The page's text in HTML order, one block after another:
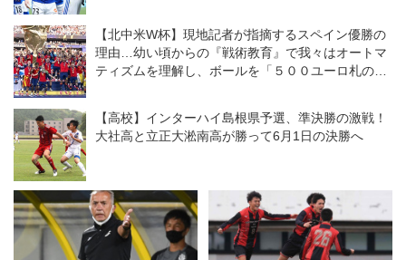
【北中米W杯】現地記者が指摘するスペイン優勝の
理由…幼い頃からの『戦術教育』で我々はオートマ
ティズムを理解し、ボールを「５００ユーロ札のよ
【高校】インターハイ島根県予選、準決勝の激戦！
大社高と立正大淞南高が勝って6月1日の決勝へ